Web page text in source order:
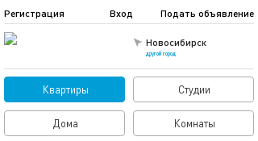
Новосибирск
другой город
Подать объявление
Регистрация Вход
Квартиры Студии
Дома Комнаты